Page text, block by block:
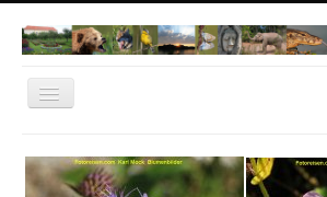
Navigation
Norwegen 2022